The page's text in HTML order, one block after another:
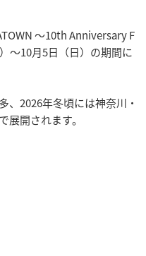
～10th Anniversary F
～10月5日（日）の期間に
、2026年冬頃には神奈川・
展開されます。